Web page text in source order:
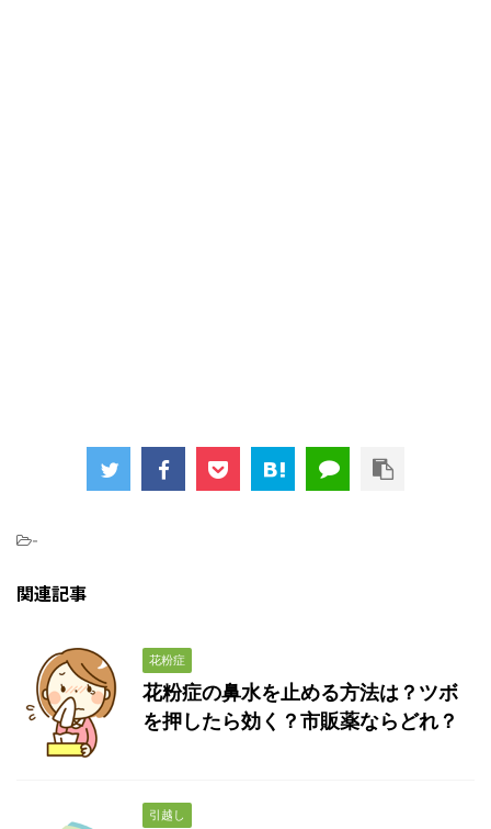
-
関連記事
花粉症
花粉症の鼻水を止める方法は？ツボ
を押したら効く？市販薬ならどれ？
引越し